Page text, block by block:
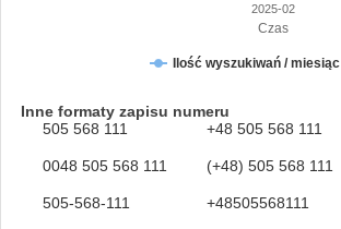
Czas
Ilość wyszukiwań / miesiąc
2025-02
Inne formaty zapisu numeru
505 568 111
+48 505 568 111
0048 505 568 111 (+48) 505 568 111
505-568-111 +48505568111